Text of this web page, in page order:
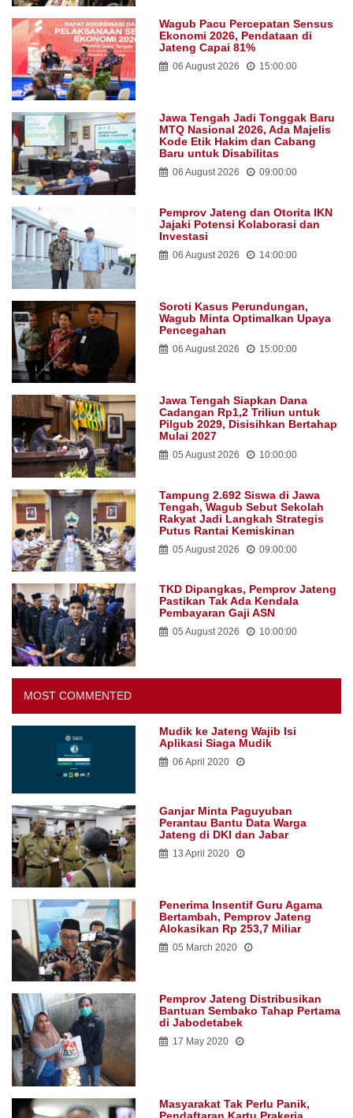
Wagub Pacu Percepatan Sensus
Ekonomi 2026, Pendataan di
Jateng Capai 81%
06 August 2026 15:00:00
Jawa Tengah Jadi Tonggak Baru
MTQ Nasional 2026, Ada Majelis
Kode Etik Hakim dan Cabang
Baru untuk Disabilitas
06 August 2026 09:00:00
Pemprov Jateng dan Otorita IKN
Jajaki Potensi Kolaborasi dan
Investasi
06 August 2026 14:00:00
Soroti Kasus Perundungan,
Wagub Minta Optimalkan Upaya
Pencegahan
06 August 2026 15:00:00
Jawa Tengah Siapkan Dana
Cadangan Rp1,2 Triliun untuk
Pilgub 2029, Disisihkan Bertahap
Mulai 2027
05 August 2026 10:00:00
Tampung 2.692 Siswa di Jawa
Tengah, Wagub Sebut Sekolah
Rakyat Jadi Langkah Strategis
Putus Rantai Kemiskinan
05 August 2026 09:00:00
TKD Dipangkas, Pemprov Jateng
Pastikan Tak Ada Kendala
Pembayaran Gaji ASN
05 August 2026 10:00:00
MOST COMMENTED
Mudik ke Jateng Wajib Isi
Aplikasi Siaga Mudik
06 April 2020
Ganjar Minta Paguyuban
Perantau Bantu Data Warga
Jateng di DKI dan Jabar
13 April 2020
Penerima Insentif Guru Agama
Bertambah, Pemprov Jateng
Alokasikan Rp 253,7 Miliar
05 March 2020
Pemprov Jateng Distribusikan
Bantuan Sembako Tahap Pertama
di Jabodetabek
17 May 2020
Masyarakat Tak Perlu Panik,
Pendaftaran Kartu Prakerja